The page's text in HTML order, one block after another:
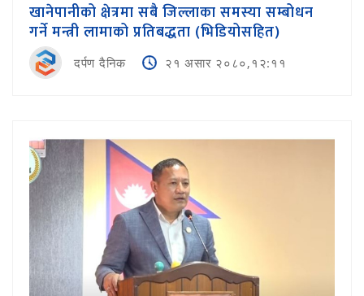
खानेपानीको क्षेत्रमा सबै जिल्लाका समस्या सम्बोधन
गर्ने मन्त्री लामाको प्रतिबद्धता (भिडियोसहित)
दर्पण दैनिक २१ असार २०८०,१२:११